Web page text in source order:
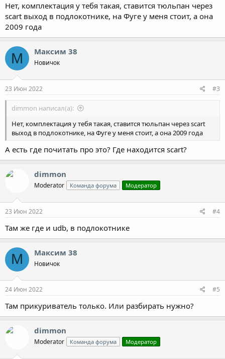
Нет, комплектация у тебя такая, ставится тюльпан через
scart выход в подлокотнике, на Фуге у меня стоит, а она
2009 года
М Максим 38
Новичок
23 Июн 2022 #3
dimmon написал(а):
Нет, комплектация у тебя такая, ставится тюльпан через scart
выход в подлокотнике, на Фуге у меня стоит, а она 2009 года
А есть где почитать про это? Где находится scart?
dimmon
Moderator Команда форума Модератор
23 Июн 2022 #4
Там же где и udb, в подлокотнике
М Максим 38
Новичок
24 Июн 2022 #5
Там прикуриватель только. Или разбирать нужно?
dimmon
Moderator Команда форума Модератор